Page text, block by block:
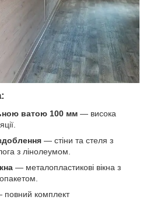
ватою 100 мм — висока
— стіни та стеля з
з лінолеумом.
— металопластикові вікна з
комплект